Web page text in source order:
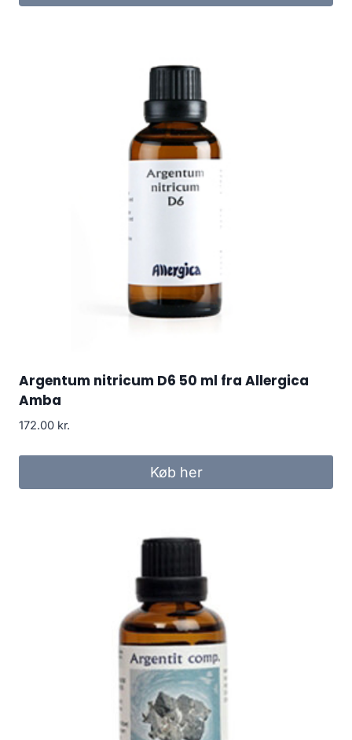
Argentum nitricum D6 50 ml fra Allergica
Amba
172.00 kr.
Køb her